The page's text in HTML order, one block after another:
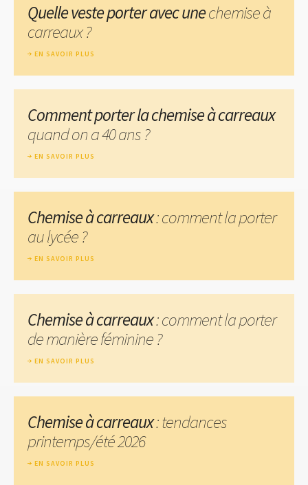
Quelle veste porter avec unechemise à
carreaux ?
EN SAVOIR PLUS
Comment porter la chemise à carreaux
quand on a 40 ans ?
EN SAVOIR PLUS
Chemise à carreaux: comment la porter
au lycée ?
EN SAVOIR PLUS
Chemise à carreaux: comment la porter
de manière féminine ?
EN SAVOIR PLUS
Chemise à carreaux: tendances
printemps/été 2026
EN SAVOIR PLUS